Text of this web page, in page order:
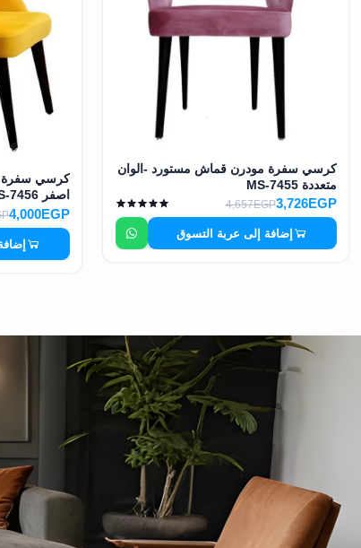
كرسي سفرة مودرن قماش مستورد -الوان
متعددة MS-7455
3,726EGP
4,657EGP
إضافة إلى عربة التسوق
كرسي سفرة
اصفر MS-7456
4,000EGP